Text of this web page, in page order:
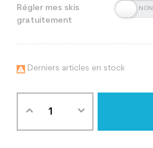
Régler mes skis
gratuitement
 Derniers articles en stock